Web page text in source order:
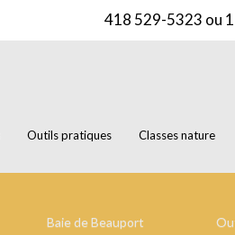
418 529-5323 ou
Outils pratiques Classes nature
Baie de Beauport